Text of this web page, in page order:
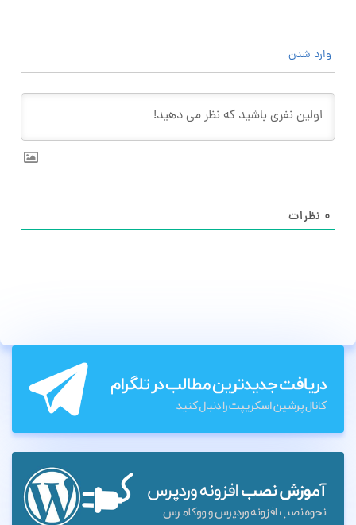
وارد شدن
۰ نظرات